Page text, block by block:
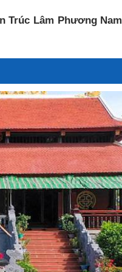
Trúc Lâm Phương Nam